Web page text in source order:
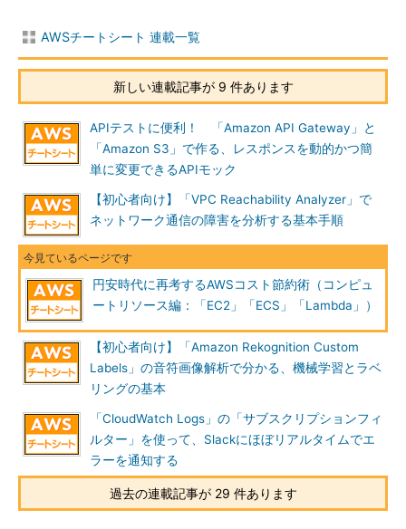
AWSチートシート 連載一覧
新しい連載記事が 9 件あります
APIテストに便利！ 「Amazon API Gateway」と
「Amazon S3」で作る、レスポンスを動的かつ簡
単に変更できるAPIモック
【初心者向け】「VPC Reachability Analyzer」で
ネットワーク通信の障害を分析する基本手順
円安時代に再考するAWSコスト節約術（コンピュ
ートリソース編：「EC2」「ECS」「Lambda」）
【初心者向け】「Amazon Rekognition Custom
Labels」の音符画像解析で分かる、機械学習とラベ
リングの基本
「CloudWatch Logs」の「サブスクリプションフィ
ルター」を使って、Slackにほぼリアルタイムでエ
ラーを通知する
過去の連載記事が 29 件あります